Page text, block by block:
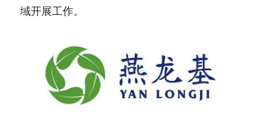
域开展工作。